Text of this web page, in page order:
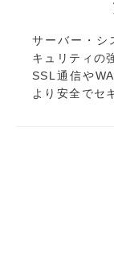
サーバー・シ
キュリティの
SSL通信や
より安全でセ